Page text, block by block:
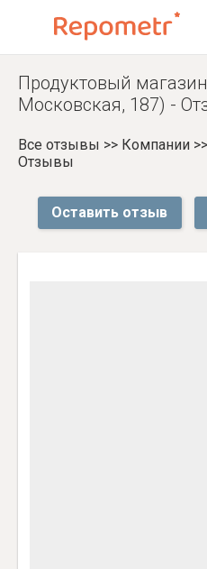
Продуктовый
Московская, 187) -
Все отзывы >> Компании >>
Отзывы
Оставить отзыв